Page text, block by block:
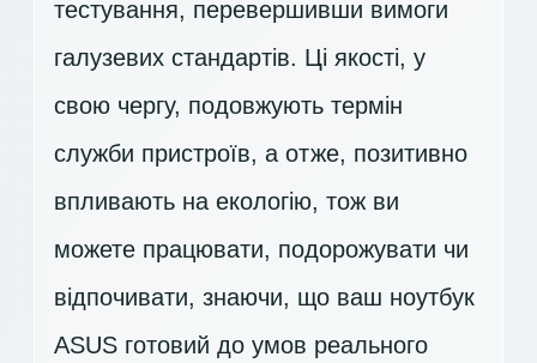
тестування, перевершивши вимоги
галузевих стандартів. Ці якості, у
свою чергу, подовжують термін
служби пристроїв, а отже, позитивно
впливають на екологію, тож ви
можете працювати, подорожувати чи
відпочивати, знаючи, що ваш ноутбук
ASUS готовий до умов реального